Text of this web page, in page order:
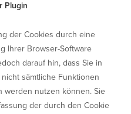
Plugin
der Cookies durch eine
Ihrer Browser-Software
darauf hin, dass Sie in
sämtliche Funktionen
werden nutzen können. Sie
der durch den Cookie